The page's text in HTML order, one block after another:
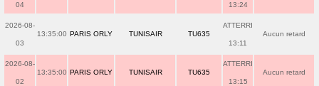
04 13:24
2026-08-
03
13:35:00 PARIS ORLY TUNISAIR TU635
ATTERRI
13:11
Aucun retard
2026-08-
02
13:35:00 PARIS ORLY TUNISAIR TU635
ATTERRI
13:15
Aucun retard